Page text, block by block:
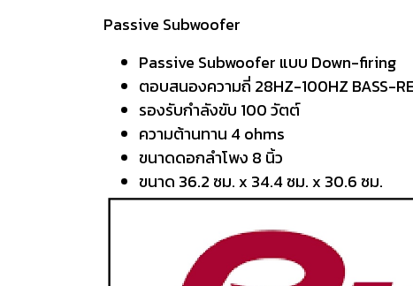
Passive Subwoofer
Passive Subwoofer แบบ Down-firing
ตอบสนองความถี่ 28HZ-100HZ BASS-
รองรับกำลังขับ 100 วัตต์
ความต้านทาน 4 ohms
ขนาดดอกลำโพง 8 นิ้ว
ขนาด 36.2 ซม. x 34.4 ซม. x 30.6 ซม.